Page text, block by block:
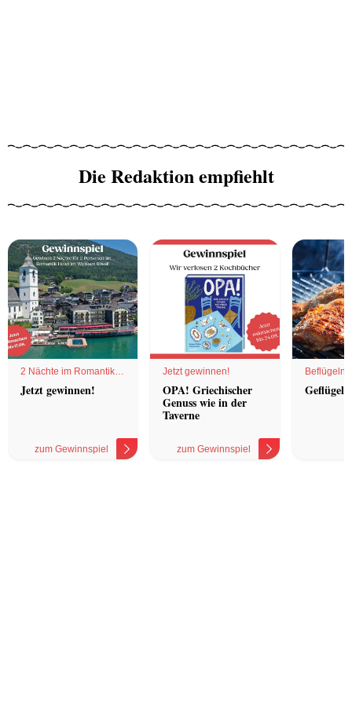
Die Redaktion empfiehlt
2 Nächte im Romantik
Hotel
Jetzt gewinnen!
zum Gewinnspiel
Jetzt gewinnen!
OPA! Griechischer
Genuss wie in der
Taverne
zum Gewinnspiel
Geflügel